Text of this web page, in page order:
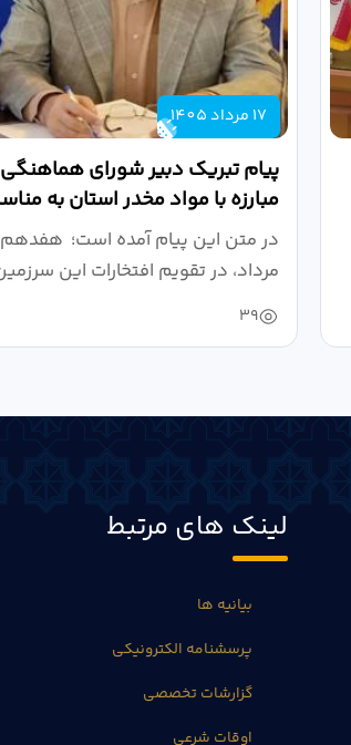
17 مرداد 1405
پیام تبریک دبیر شورای هماهنگی
مبارزه با مواد مخدر استان به
روز خبرنگار...
در متن این پیام آمده است؛ هفدهم
مرداد، در تقویم افتخارات این
39
لینک های مرتبط
بیانیه ها
پرسشنامه الکترونیکی
گزارشات تخصصی
اوقات شرعی